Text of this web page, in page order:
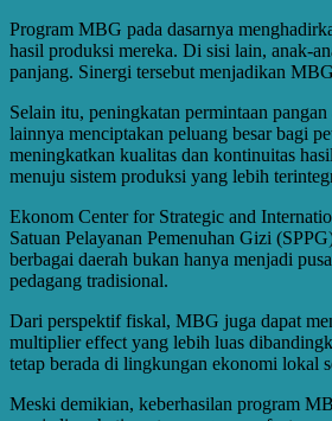
Program MBG pada dasarnya
hasil produksi mereka. Di sisi lain, anak-
panjang. Sinergi tersebut menjadikan
Selain itu, peningkatan permintaan
lainnya menciptakan peluang besar bagi
meningkatkan kualitas dan kontinuitas
menuju sistem produksi yang lebih
Ekonom Center for Strategic and
Satuan Pelayanan Pemenuhan Gizi
berbagai daerah bukan hanya menjadi
pedagang tradisional.
Dari perspektif fiskal, MBG juga dapat
multiplier effect yang lebih luas
tetap berada di lingkungan ekonomi lokal
Meski demikian, keberhasilan program